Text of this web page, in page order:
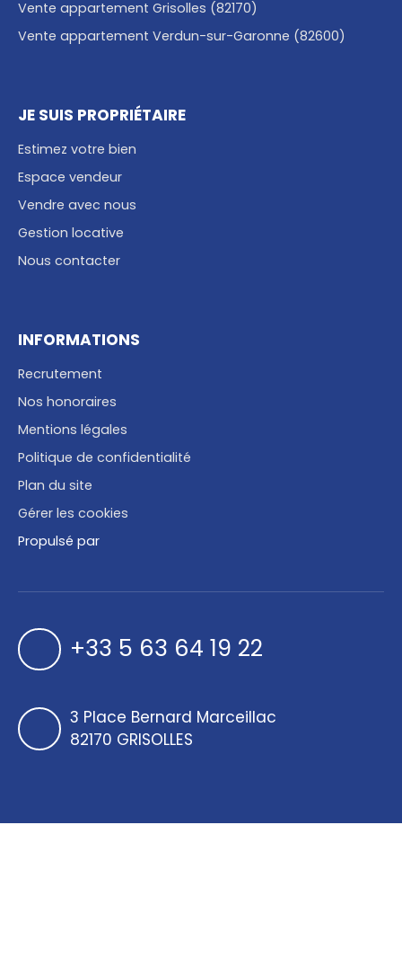
Vente appartement Grisolles (82170)
Vente appartement Verdun-sur-Garonne (82600)
JE SUIS PROPRIÉTAIRE
Estimez votre bien
Espace vendeur
Vendre avec nous
Gestion locative
Nous contacter
INFORMATIONS
Recrutement
Nos honoraires
Mentions légales
Politique de confidentialité
Plan du site
Gérer les cookies
Propulsé par
+33 5 63 64 19 22
3 Place Bernard Marceillac
82170 GRISOLLES